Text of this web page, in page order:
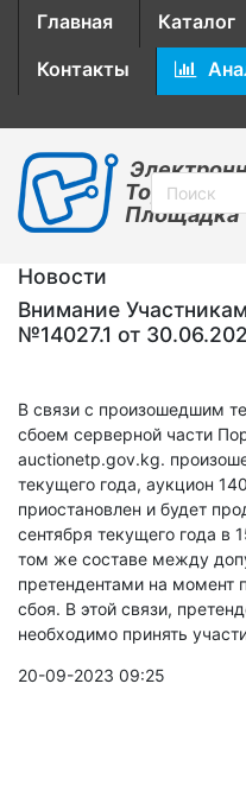
Главная Каталог
Контакты
Торговая
Площадка
Новости
Внимание
№14027.1 от
В связи с произошедшим
сбоем серверной части
auctionetp.gov.kg.
текущего года, аукцион
приостановлен и будет
сентября текущего года в
том же составе между
претендентами на момент
сбоя. В этой связи,
необходимо принять
20-09-2023 09:25